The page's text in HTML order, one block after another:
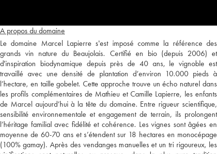
A propos du domaine
Le domaine Marcel Lapierre s'est imposé comme la référence des
grands vin nature du Beaujolais. Certifié en bio (depuis 2006) et
d'inspiration biodynamique depuis près de 40 ans, le vignoble est
travaillé avec une densité de plantation d’environ 10.000 pieds à
l’hectare, en taille gobelet. Cette approche trouve un écho naturel dans
les profils complémentaires de Mathieu et Camille Lapierre, les enfants
de Marcel aujourd’hui à la tête du domaine. Entre rigueur scientifique,
sensibilité environnementale et engagement de terrain, ils prolongent
l’héritage familial avec fidélité et cohérence. Les vignes sont âgées en
moyenne de 60-70 ans et s’étendent sur 18 hectares en monocépage
(100% gamay). Après des vendanges manuelles et un tri rigoureux, les